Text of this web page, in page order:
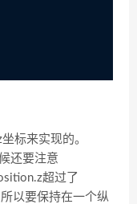
标来实现的。
还要注意
超过了
以要保持在一个纵